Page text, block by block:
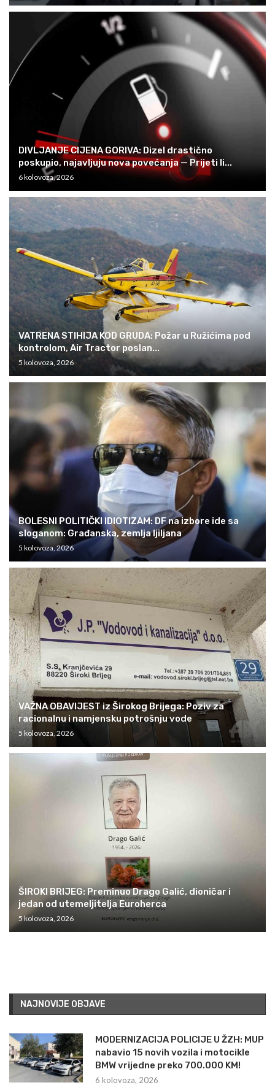
DIVLJANJE CIJENA GORIVA: Dizel drastično
poskupio, najavljuju nova povećanja — Prijeti li...
6 kolovoza, 2026
VATRENA STIHIJA KOD GRUDA: Požar u Ružićima pod
kontrolom, Air Tractor poslan...
5 kolovoza, 2026
BOLESNI POLITIČKI IDIOTIZAM: DF na izbore ide sa
sloganom: Građanska, zemlja ljiljana
5 kolovoza, 2026
VAŽNA OBAVIJEST iz Širokog Brijega: Poziv za
racionalnu i namjensku potrošnju vode
5 kolovoza, 2026
ŠIROKI BRIJEG: Preminuo Drago Galić, dioničar i
jedan od utemeljitelja Euroherca
5 kolovoza, 2026
NAJNOVIJE OBJAVE
MODERNIZACIJA POLICIJE U ŽZH: MUP
nabavio 15 novih vozila i motocikle
BMW vrijedne preko 700.000 KM!
6 kolovoza, 2026